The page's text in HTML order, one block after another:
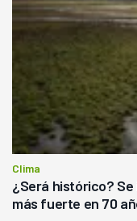
Clima
¿Será histórico?
más fuerte en 70